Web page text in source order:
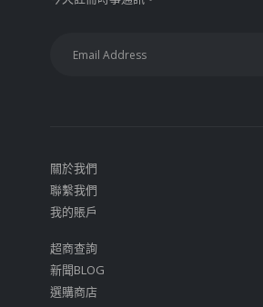
關於我們
聯繫我們
我的賬戶
超商查詢
新聞BLOG
選購商店